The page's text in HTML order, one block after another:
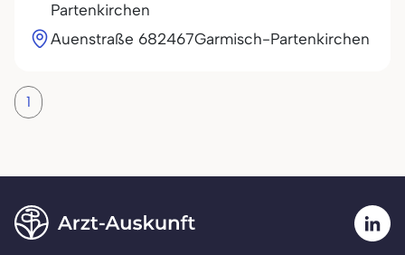
Partenkirchen
Auenstraße 682467Garmisch-Partenkirchen
1